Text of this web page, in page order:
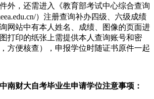
外，还需进入《教育部考试中心综合查询
）注册查询补办四级、六级成绩
网站中有本人姓名、成绩、图像的页面进
打印的纸张上需提供本人查询账号和密
方便核查），申报学位时随证书原件一起
南财大自考毕业生申请学位注意事项：